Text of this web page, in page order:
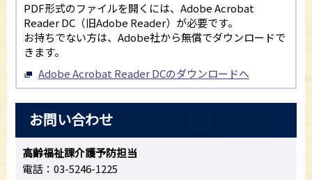
PDF形式のファイルを開くには、Adobe Acrobat
Reader DC（旧Adobe Reader）が必要です。
お持ちでない方は、Adobe社から無償でダウンロードで
きます。
Adobe Acrobat Reader DCのダウンロードへ
お問い合わせ
高齢福祉課介護予防担当
電話：03-5246-1225